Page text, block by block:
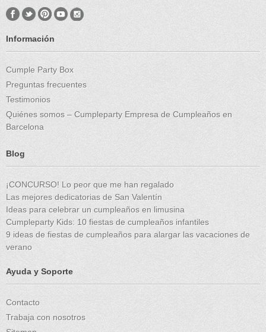
Información
Cumple Party Box
Preguntas frecuentes
Testimonios
Quiénes somos – Cumpleparty Empresa de Cumpleaños en
Barcelona
Blog
¡CONCURSO! Lo peor que me han regalado
Las mejores dedicatorias de San Valentín
Ideas para celebrar un cumpleaños en limusina
Cumpleparty Kids: 10 fiestas de cumpleaños infantiles
9 ideas de fiestas de cumpleaños para alargar las vacaciones de
verano
Ayuda y Soporte
Contacto
Trabaja con nosotros